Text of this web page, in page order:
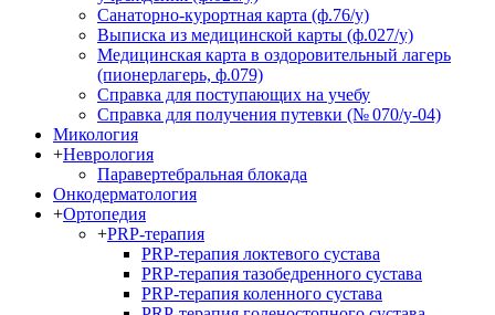
Санаторно-курортная карта (ф.76/у)
Выписка из медицинской карты (ф.027/у)
Медицинская карта в оздоровительный лагерь
(пионерлагерь, ф.079)
Справка для поступающих на учебу
Справка для получения путевки (№ 070/у-04)
Микология
+Неврология
Паравертебральная блокада
Онкодерматология
+Ортопедия
+PRP-терапия
PRP-терапия локтевого сустава
PRP-терапия тазобедренного сустава
PRP-терапия коленного сустава